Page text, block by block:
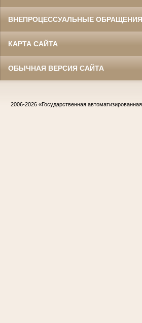
ВНЕПРОЦЕССУАЛЬНЫЕ ОБРАЩЕНИЯ
КАРТА САЙТА
ОБЫЧНАЯ ВЕРСИЯ САЙТА
2006-2026 «Государственная